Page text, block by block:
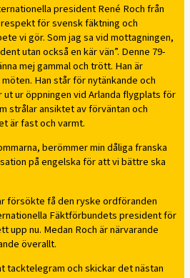
president René Roch från
för svensk fäktning och
vi gör. Som jag sa vid mottagningen,
utan också en kär vän”. Denne 79-
mej gammal och trött. Han är
Han står för nytänkande och
ut ur öppningen vid Arlanda flygplats för
strålar ansiktet av förväntan och
är fast och varmt.
berömmer min dåliga franska
på engelska för att vi bättre ska
försökte få den ryske ordföranden
Fäktförbundets president för
upp nu. Medan Roch är närvarande
överallt.
tacktelegram och skickar det nästan